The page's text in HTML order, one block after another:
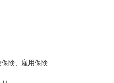
険、雇用保険